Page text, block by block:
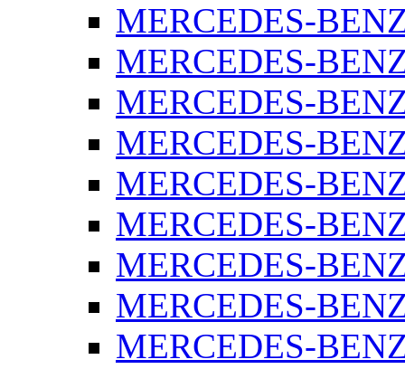
MERCEDES-
MERCEDES-
MERCEDES-
MERCEDES-
MERCEDES-
MERCEDES-
MERCEDES-
MERCEDES-
MERCEDES-